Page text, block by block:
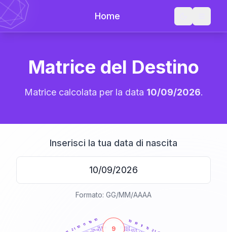
Home
Matrice del Destino
Matrice calcolata per la data 10/09/2026.
Inserisci la tua data di nascita
Formato: GG/MM/AAAA
17,5-18,5
18,5-19
21-22,5
22,5-23,5
21
10
11
19
10 10
19
11
10
21
9